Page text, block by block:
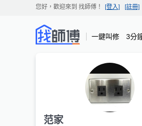
您好，歡迎來到 找師傅 ！ [登入] [註冊]
一鍵叫修 3分
范家